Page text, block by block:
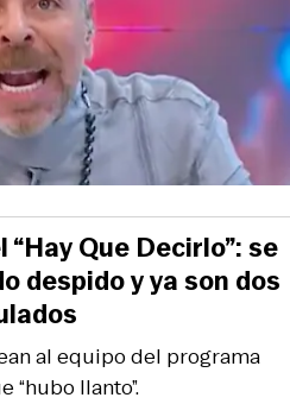
al equipo del programa
“hubo llanto”.
Que Decirlo”: se
despido y ya son dos